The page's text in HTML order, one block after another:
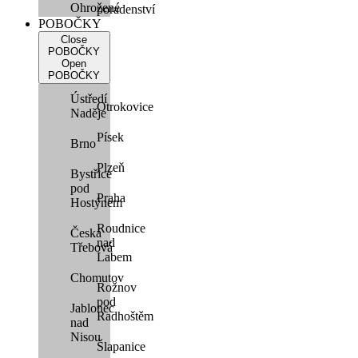
Ohroženéporadenství
POBOČKY
Close
POBOČKY
Open
POBOČKY
Ústředí
Naděje
Brno
Bystřice
pod
Hostýnem
Česká
Třebová
Chomutov
Jablonec
nad
Nisou
Otrokovice
Písek
Plzeň
Praha
Roudnice
nad
Labem
Rožnov
pod
Radhoštěm
Šlapanice